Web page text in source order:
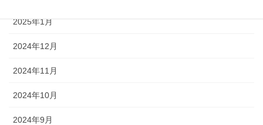
2025年1月
2024年12月
2024年11月
2024年10月
2024年9月